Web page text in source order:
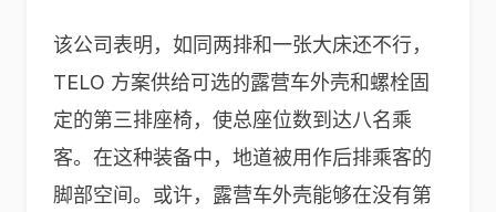
该公司表明，如同两排和一张大床还不行，
TELO 方案供给可选的露营车外壳和螺栓固
定的第三排座椅，使总座位数到达八名乘
客。在这种装备中，地道被用作后排乘客的
脚部空间。或许，露营车外壳能够在没有第